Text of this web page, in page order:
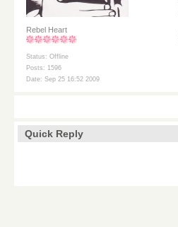
Rebel Heart
Status: Offline
Posts: 1596
Date: Sep 25 16:52 2009
Quick Reply